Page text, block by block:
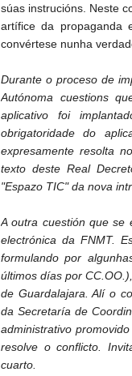
súas instrucións. Neste
artífice da propaganda
convértese nunha
Durante o proceso de
Autónoma cuestions
aplicativo foi
obrigatoridade do
expresamente resolta
texto deste Real
"Espazo TIC" da nova
A outra cuestión que se
electrónica da FNMT.
formulando por
últimos días por
de Guardalajara. Alí o
da Secretaría de
administrativo
resolve o conflicto.
cuarto.